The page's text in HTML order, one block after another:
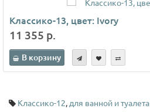
Классико-13, цвет: Ivory
11 355 р.
В корзину
Классико-12,для ванной и туалета